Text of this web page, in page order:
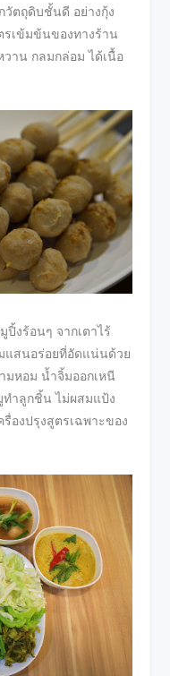
วัตถุดิบชั้นดี อย่างกุ้ง
เข้มข้นของทางร้าน
วาน กลมกล่อม ได้เนื้อ
งร้อนๆ จากเตาไร้
แสนอร่อยที่อัดแน่นด้วย
มหอม น้ำจิ้มออกเหนี
ำลูกชิ้น ไม่ผสมแป้ง
องปรุงสูตรเฉพาะของ